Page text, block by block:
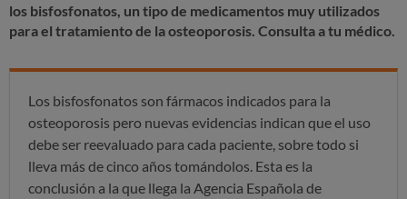
los bisfosfonatos, un tipo de medicamentos muy utilizados
para el tratamiento de la osteoporosis. Consulta a tu médico.
Los bisfosfonatos son fármacos indicados para la
osteoporosis pero nuevas evidencias indican que el uso
debe ser reevaluado para cada paciente, sobre todo si
lleva más de cinco años tomándolos. Esta es la
conclusión a la que llega la Agencia Española de